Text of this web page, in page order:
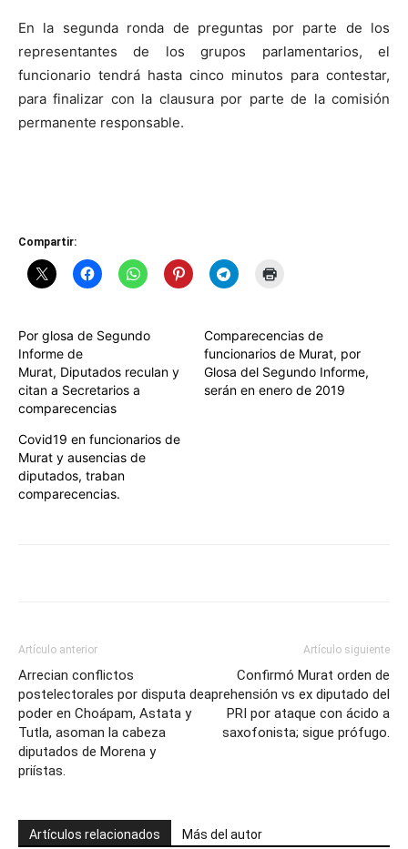
En la segunda ronda de preguntas por parte de los
representantes de los grupos parlamentarios, el
funcionario tendrá hasta cinco minutos para contestar,
para finalizar con la clausura por parte de la comisión
permanente responsable.
Compartir:
Por glosa de Segundo
Informe de
Murat, Diputados reculan y
citan a Secretarios a
comparecencias
Comparecencias de
funcionarios de Murat, por
Glosa del Segundo Informe,
serán en enero de 2019
Covid19 en funcionarios de
Murat y ausencias de
diputados, traban
comparecencias.
Artículo anterior
Arrecian conflictos
postelectorales por disputa de
poder en Choápam, Astata y
Tutla, asoman la cabeza
diputados de Morena y
priístas.
Artículo siguiente
Confirmó Murat orden de
aprehensión vs ex diputado del
PRI por ataque con ácido a
saxofonista; sigue prófugo.
Artículos relacionados Más del autor